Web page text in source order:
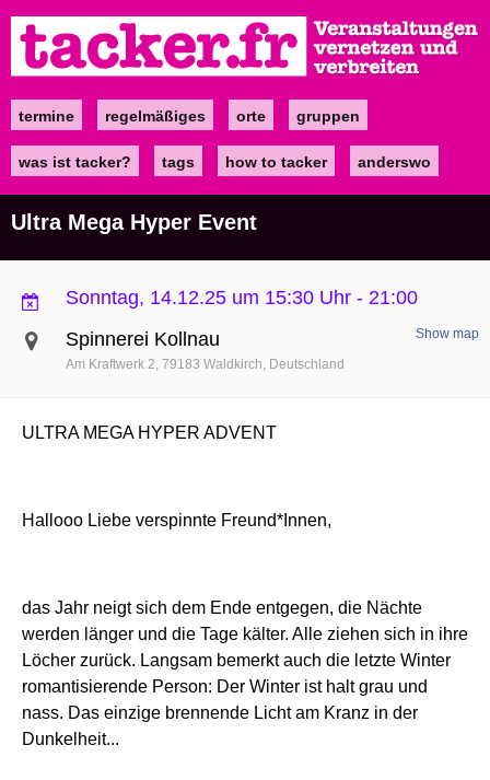
zum
Inhalt
Maintermine regelmäßiges orte gruppen
was ist tacker? tags how to tacker anderswo
Ultra Mega Hyper Event
Sonntag, 14.12.25 um 15:30 Uhr - 21:00
Spinnerei Kollnau
Am Kraftwerk 2 79183 Waldkirch Deutschland
Show map
ULTRA MEGA HYPER ADVENT
Hallooo Liebe verspinnte Freund*Innen,
das Jahr neigt sich dem Ende entgegen, die Nächte
werden länger und die Tage kälter. Alle ziehen sich in ihre
Löcher zurück. Langsam bemerkt auch die letzte Winter
romantisierende Person: Der Winter ist halt grau und
nass. Das einzige brennende Licht am Kranz in der
Dunkelheit...